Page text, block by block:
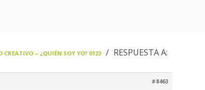
CREATIVO – ¿QUIÉN SOY YO? 0123
RESPUESTA A:
#8463